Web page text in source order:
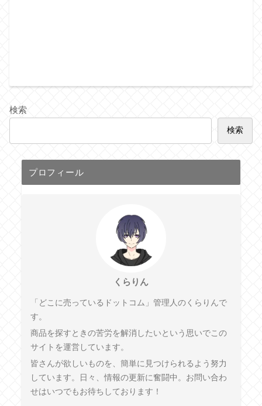
検索
検索
プロフィール
くらりん
「どこに売っているドットコム」管理人のくらりんで
す。
商品を探すときの苦労を解消したいという思いでこの
サイトを運営しています。
皆さんが欲しいものを、簡単に見つけられるよう努力
しています。日々、情報の更新に奮闘中。お問い合わ
せはいつでもお待ちしております！